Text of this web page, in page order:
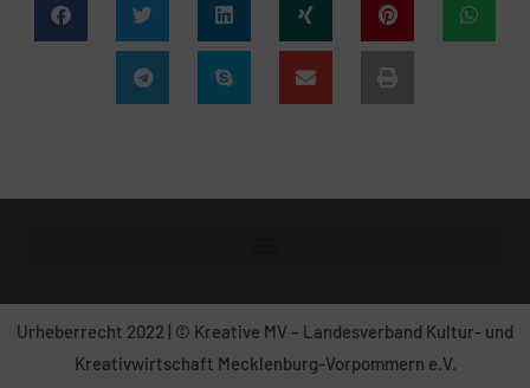
Urheberrecht 2022 | © Kreative MV – Landesverband Kultur- und
Kreativwirtschaft Mecklenburg-Vorpommern e.V.